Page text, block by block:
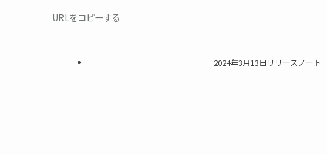
URLをコピーする
2024年3月13日リリースノート